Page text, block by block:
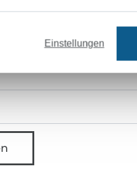
AUF DEM
Einstellungen